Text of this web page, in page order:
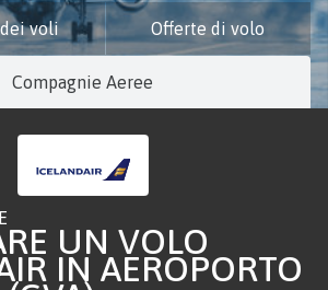
voli Offerte di volo
Compagnie Aeree
UN VOLO
IN AEROPORTO